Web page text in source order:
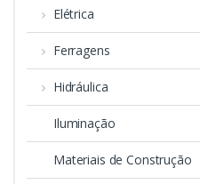
Elétrica
Ferragens
Hidráulica
Iluminação
Materiais de Construção